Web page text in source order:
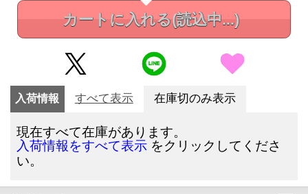
カートに入れる(読込中...)
入荷情報 すべて表示 在庫切のみ表示
現在すべて在庫があります。
入荷情報をすべて表示 をクリックしてくださ
い。